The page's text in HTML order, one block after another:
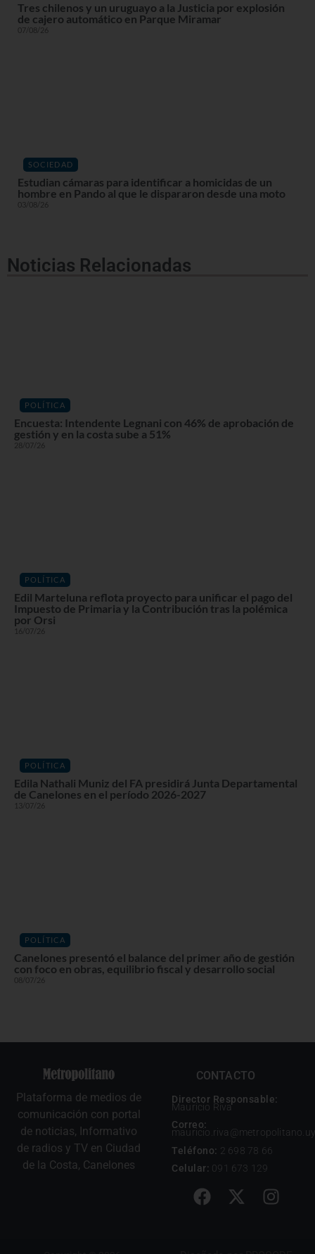
Tres chilenos y un uruguayo a la Justicia por explosión
de cajero automático en Parque Miramar
07/08/26
SOCIEDAD
Estudian cámaras para identificar a homicidas de un
hombre en Pando al que le dispararon desde una moto
03/08/26
Noticias Relacionadas
POLÍTICA
Encuesta: Intendente Legnani con 46% de aprobación de
gestión y en la costa sube a 51%
28/07/26
POLÍTICA
Edil Marteluna reflota proyecto para unificar el pago del
Impuesto de Primaria y la Contribución tras la polémica
por Orsi
16/07/26
POLÍTICA
Edila Nathali Muniz del FA presidirá Junta Departamental
de Canelones en el período 2026-2027
13/07/26
POLÍTICA
Canelones presentó el balance del primer año de gestión
con foco en obras, equilibrio fiscal y desarrollo social
08/07/26
Plataforma de medios de
comunicación con portal
de noticias, Informativo
de radios y TV en Ciudad
de la Costa, Canelones
CONTACTO
Director Responsable:
Mauricio Riva
Correo:
mauricio.riva@metropolitano.uy
Teléfono: 2 698 78 66
Celular: 091 673 129